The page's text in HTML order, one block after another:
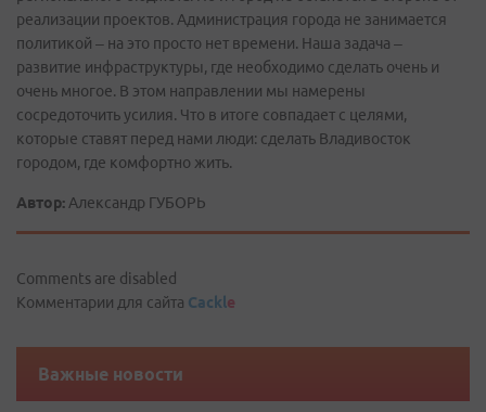
реализации проектов. Администрация города не занимается
политикой – на это просто нет времени. Наша задача –
развитие инфраструктуры, где необходимо сделать очень и
очень многое. В этом направлении мы намерены
сосредоточить усилия. Что в итоге совпадает с целями,
которые ставят перед нами люди: сделать Владивосток
городом, где комфортно жить.
Автор: Александр ГУБОРЬ
Comments are disabled
Комментарии для сайта Cackle
Важные новости